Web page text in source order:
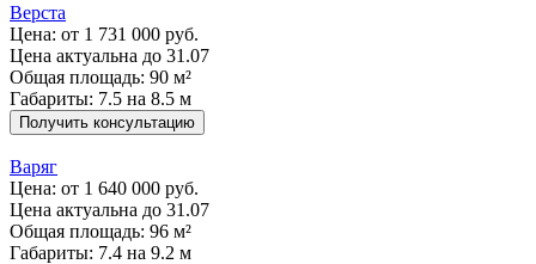
Верста
Цена: от 1 731 000 руб.
Цена актуальна до 31.07
Общая площадь: 90 м²
Габариты: 7.5 на 8.5 м
Получить консультацию
Варяг
Цена: от 1 640 000 руб.
Цена актуальна до 31.07
Общая площадь: 96 м²
Габариты: 7.4 на 9.2 м